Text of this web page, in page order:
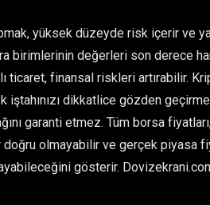
yüksek düzeyde risk içerir ve
birimlerinin değerleri son
finansal riskleri artırabilir.
dikkatlice gözden
garanti etmez. Tüm borsa
olmayabilir ve gerçek piyasa
gösterir.